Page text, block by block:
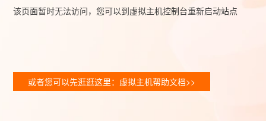
该页面暂时无法访问，您可以到虚拟主机控制台重新启动站点
或者您可以先逛逛这里：虚拟主机帮助文档>>